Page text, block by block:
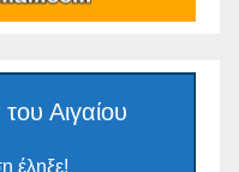
Αιγαίου
έληξε!